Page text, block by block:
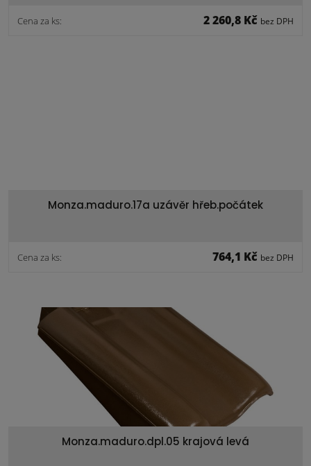
Cena za ks: 2 260,8 Kč bez DPH
Monza.maduro.17a uzávěr hřeb.počátek
Cena za ks: 764,1 Kč bez DPH
Monza.maduro.dpl.05 krajová levá